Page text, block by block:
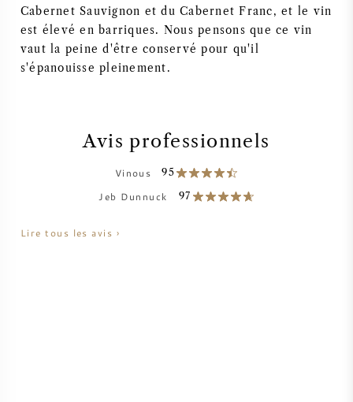
VIN ALLEMAND
VIN AMÉRICAIN
VIN PORTUGAIS
TOUT LES PAYS
Cabernet Sauvignon et du Cabernet Franc, et le vin
est élevé en barriques. Nous pensons que ce vin
vaut la peine d'être conservé pour qu'il
s'épanouisse pleinement.
Avis professionnels
Vinous 95
Jeb Dunnuck 97
Lire tous les avis ›